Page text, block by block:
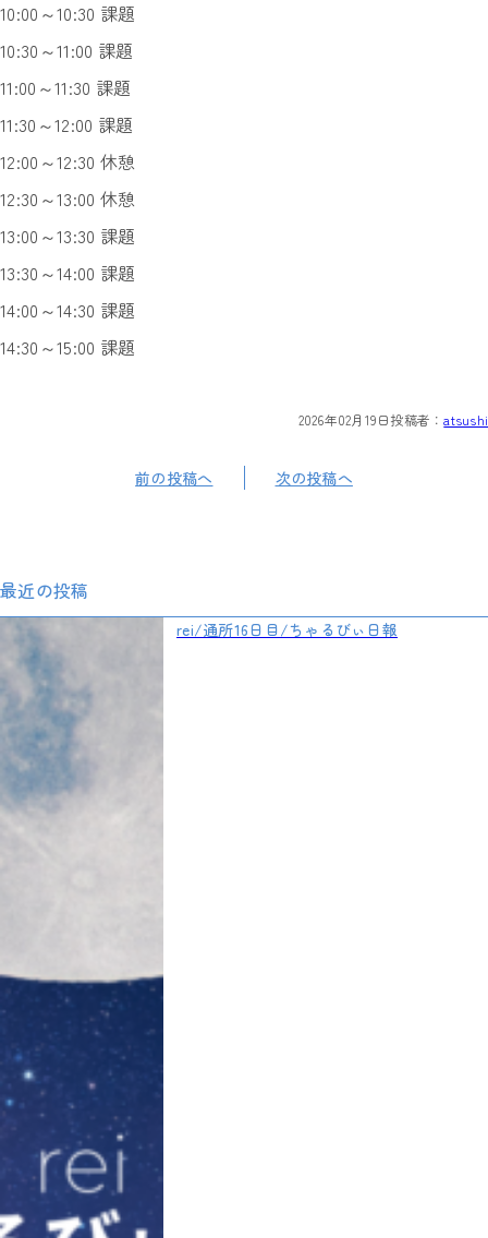
10:00～10:30 課題
10:30～11:00 課題
11:00～11:30 課題
11:30～12:00 課題
12:00～12:30 休憩
12:30～13:00 休憩
13:00～13:30 課題
13:30～14:00 課題
14:00～14:30 課題
14:30～15:00 課題
2026年02月19日投稿者：atsushi
前の投稿へ 次の投稿へ
最近の投稿
rei/通所16日目/ちゃるびぃ日報